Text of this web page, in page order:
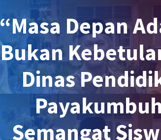
“Masa Depan
Bukan
Dinas
Semangat